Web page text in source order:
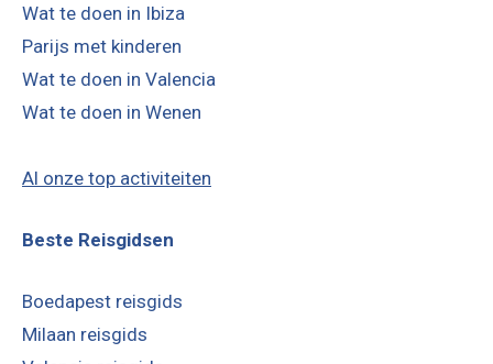
Wat te doen in Ibiza
Parijs met kinderen
Wat te doen in Valencia
Wat te doen in Wenen
Al onze top activiteiten
Beste Reisgidsen
Boedapest reisgids
Milaan reisgids